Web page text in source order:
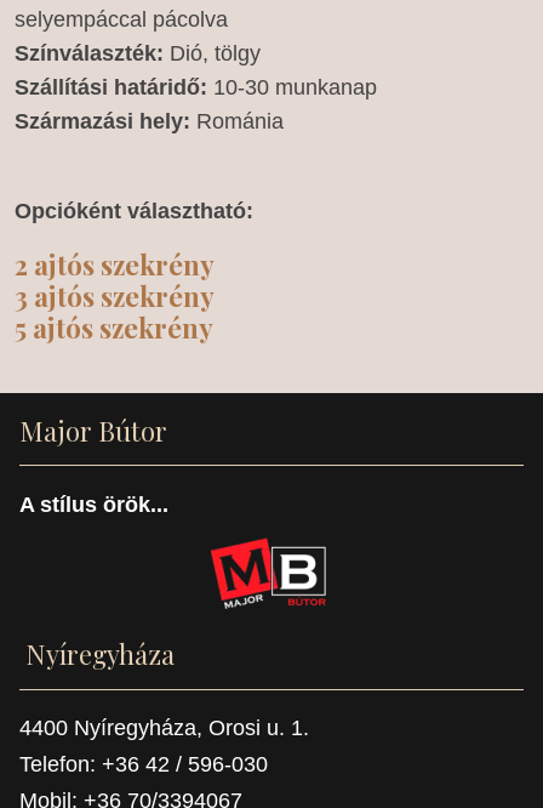
selyempáccal pácolva
Színválaszték: Dió, tölgy
Szállítási határidő: 10-30 munkanap
Származási hely: Románia
Opcióként választható:
2 ajtós szekrény
3 ajtós szekrény
5 ajtós szekrény
Major Bútor
A stílus örök...
Nyíregyháza
4400 Nyíregyháza, Orosi u. 1.
Telefon: +36 42 / 596-030
Mobil: +36 70/3394067